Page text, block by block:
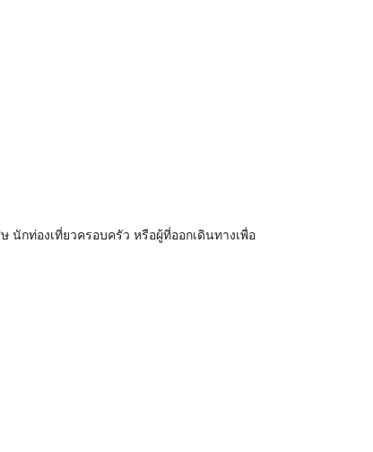
นักท่องเที่ยวครอบครัว หรือผู้ที่ออกเดินทางเพื่อ